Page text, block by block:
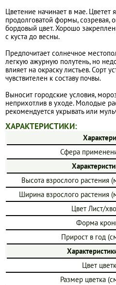
Цветение начинает в мае.
продолговатой формы, созревая,
бордовый цвет. Хорошо
с куста до весны.
Предпочитает солнечное
легкую ажурную полутень, но
влияет на окраску листьев. Сорт
чувствителен к составу почвы.
Выносит городские условия,
неприхотлив в уходе. Молодые
рекомендуется укрывать или
ХАРАКТЕРИСТИКИ:
Сфера
Высота взрослого растения
Ширина взрослого растения
Цвет Лист/
Форма
Прирост в год
Цвет
Размер цветка